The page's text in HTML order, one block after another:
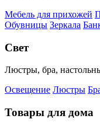
Мебель для прихожей
Обувницы Зеркала
Свет
Люстры, бра,
Освещение Люстры
Товары для дома